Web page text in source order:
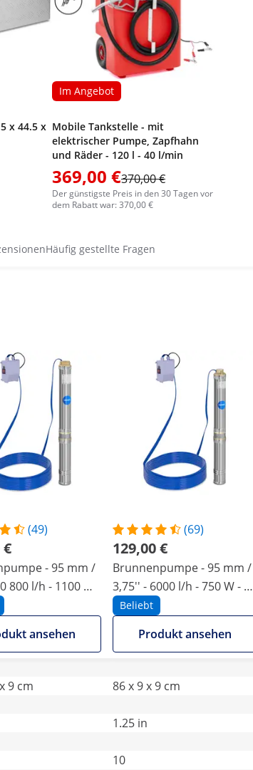
x 44.5 x
Im Angebot
Mobile Tankstelle - mit
elektrischer Pumpe, Zapfhahn
und Räder - 120 l - 40 l/min
369,00 €370,00 €
Der günstigste Preis in den 30 Tagen vor
dem Rabatt war: 370,00 €
Häufig gestellte Fragen
(49)
€
- 95 mm /
800 l/h - 1100 W -
/ 54 m
- Edelstahl
ansehen
(69)
129,00 €
Brunnenpumpe - 95 mm /
3,75'' - 6000 l/h - 750 W - 20
m Kabel / 72 m
Förderhöhe - Edelstahl
Beliebt
Produkt ansehen
9 cm 86 x 9 x 9 cm
1.25 in
10